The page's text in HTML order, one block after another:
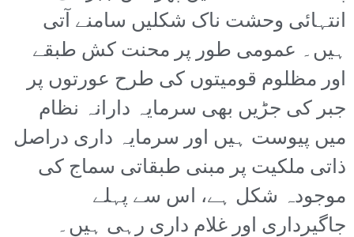
انتہائی وحشت ناک شکلیں سامنے آتی
ہیں۔ عمومی طور پر محنت کش طبقے
اور مظلوم قومیتوں کی طرح عورتوں پر
جبر کی جڑیں بھی سرمایہ دارانہ نظام
میں پیوست ہیں اور سرمایہ داری دراصل
ذاتی ملکیت پر مبنی طبقاتی سماج کی
موجودہ شکل ہے، اس سے پہلے
جاگیرداری اور غلام داری رہی ہیں۔